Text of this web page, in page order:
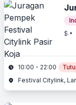
$ •
10:00 - 22:00